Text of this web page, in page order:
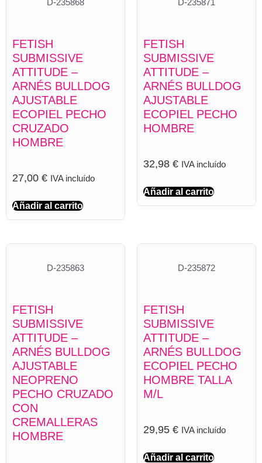
FETISH
SUBMISSIVE
ATTITUDE –
ARNÉS BULLDOG
AJUSTABLE
ECOPIEL PECHO
CRUZADO
HOMBRE
27,00 € IVA incluído
Añadir al carrito
FETISH
SUBMISSIVE
ATTITUDE –
ARNÉS BULLDOG
AJUSTABLE
ECOPIEL PECHO
HOMBRE
32,98 € IVA incluído
Añadir al carrito
D-235863
FETISH
SUBMISSIVE
ATTITUDE –
ARNÉS BULLDOG
AJUSTABLE
NEOPRENO
PECHO CRUZADO
CON
CREMALLERAS
HOMBRE
D-235872
FETISH
SUBMISSIVE
ATTITUDE –
ARNÉS BULLDOG
ECOPIEL PECHO
HOMBRE TALLA
M/L
29,95 € IVA incluído
Añadir al carrito